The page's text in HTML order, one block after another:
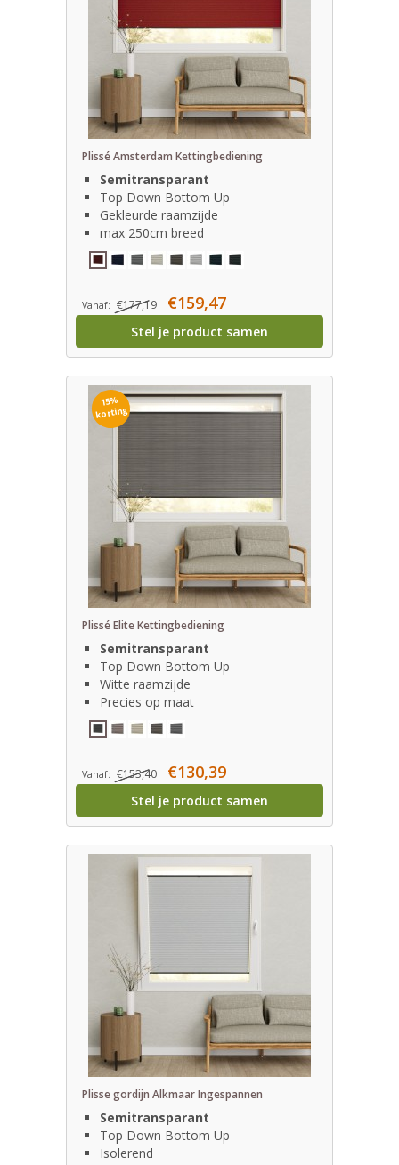
Plissé Amsterdam Kettingbediening
Semitransparant
Top Down Bottom Up
Gekleurde raamzijde
max 250cm breed
Vanaf: €177,19 €159,47
Stel je product samen
15%
korting
Plissé Elite Kettingbediening
Semitransparant
Top Down Bottom Up
Witte raamzijde
Precies op maat
Vanaf: €153,40 €130,39
Stel je product samen
Plisse gordijn Alkmaar Ingespannen
Semitransparant
Top Down Bottom Up
Isolerend